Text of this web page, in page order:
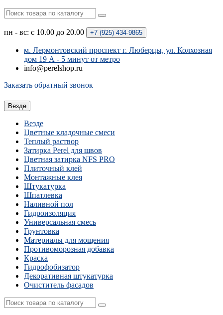
пн - вс: с 10.00 до 20.00 +7 (925) 434-9865
м. Лермонтовский проспект г. Люберцы, ул. Колхозная
дом 19 А - 5 минут от метро
info@perelshop.ru
Заказать обратный звонок
Везде
Везде
Цветные кладочные смеси
Теплый раствор
Затирка Perel для швов
Цветная затирка NFS PRO
Плиточный клей
Монтажные клея
Штукатурка
Шпатлевка
Наливной пол
Гидроизоляция
Универсальная смесь
Грунтовка
Материалы для мощения
Противоморозная добавка
Краска
Гидрофобизатор
Декоративная штукатурка
Очиститель фасадов